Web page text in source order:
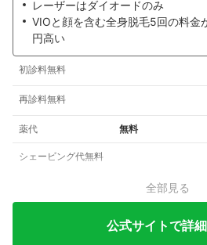
レーザーはダイオードのみ
VIOと顔を含む全身脱毛5回の料金
円高い
初診料無料
再診料無料
薬代 無料
シェービング代無料
全部見る
公式サイトで詳